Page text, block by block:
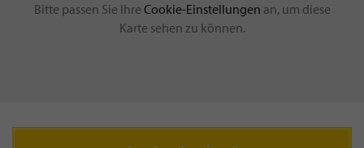
Bitte passen Sie Ihre Cookie-Einstellungen an, um diese
Karte sehen zu können.